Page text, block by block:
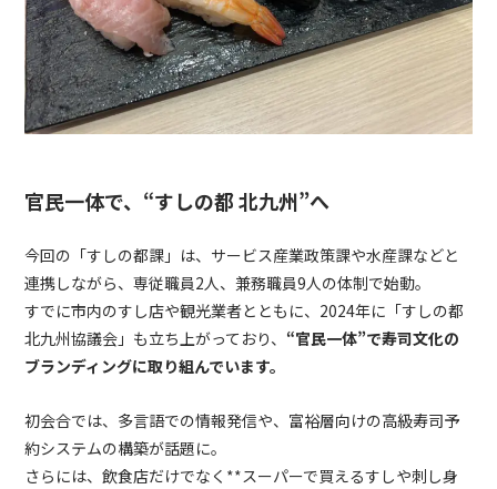
官民一体で、“すしの都 北九州”へ
今回の「すしの都課」は、サービス産業政策課や水産課などと
連携しながら、専従職員2人、兼務職員9人の体制で始動。
すでに市内のすし店や観光業者とともに、2024年に「すしの都
北九州協議会」も立ち上がっており、 “官民一体”で寿司文化の
ブランディングに取り組んでいます。
初会合では、多言語での情報発信や、富裕層向けの高級寿司予
約システムの構築が話題に。
さらには、飲食店だけでなく**スーパーで買えるすしや刺し身